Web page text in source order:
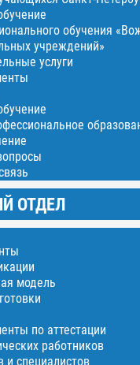
обучения
учреждений»
услуги
ОТДЕЛ
модель
по аттестации
работников
и специалистов